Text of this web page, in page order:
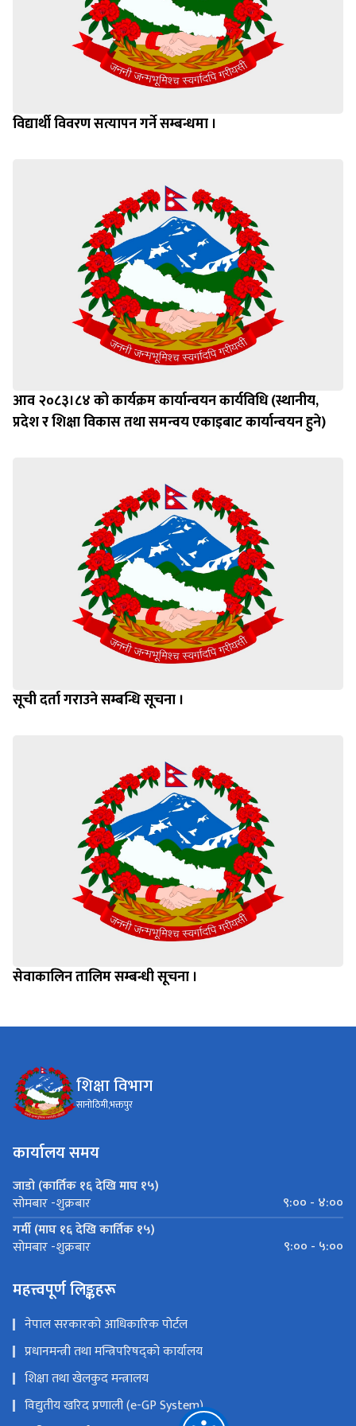
विद्यार्थी विवरण सत्यापन गर्ने सम्बन्धमा ।
आव २०८३।८४ को कार्यक्रम कार्यान्वयन कार्यविधि (स्थानीय,
प्रदेश र शिक्षा विकास तथा समन्वय एकाइबाट कार्यान्वयन हुने)
सूची दर्ता गराउने सम्बन्धि सूचना ।
सेवाकालिन तालिम सम्बन्धी सूचना ।
शिक्षा विभाग
सानोठिमी,भक्तपुर
कार्यालय समय
जाडो (कार्तिक १६ देखि माघ १५)
सोमबार -शुक्रबार
९:०० - ४:००
गर्मी (माघ १६ देखि कार्तिक १५)
सोमबार -शुक्रबार ९:०० - ५:००
महत्त्वपूर्ण लिङ्कहरू
नेपाल सरकारको आधिकारिक पोर्टल
प्रधानमन्त्री तथा मन्त्रिपरिषद्को कार्यालय
शिक्षा तथा खेलकुद मन्त्रालय
विद्युतीय खरिद प्रणाली (e-GP System)